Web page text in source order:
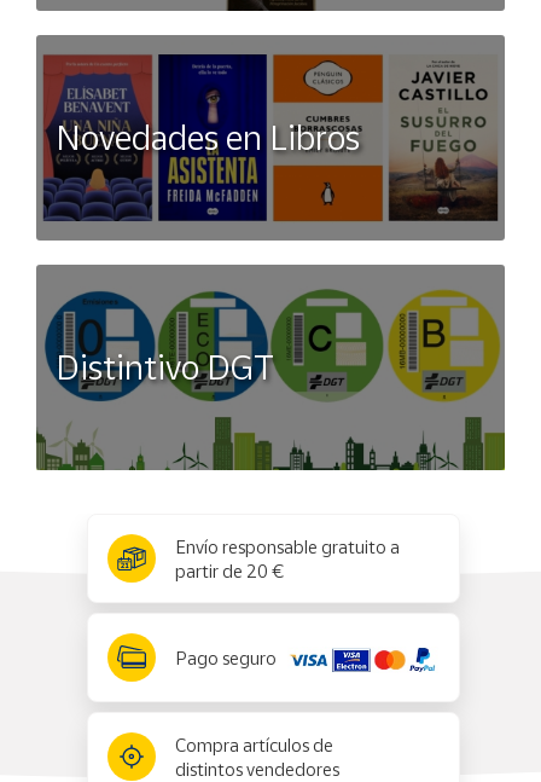
Novedades en Libros
Distintivo DGT
Envío responsable gratuito a
partir de 20 €
Pago seguro
Compra artículos de
distintos vendedores